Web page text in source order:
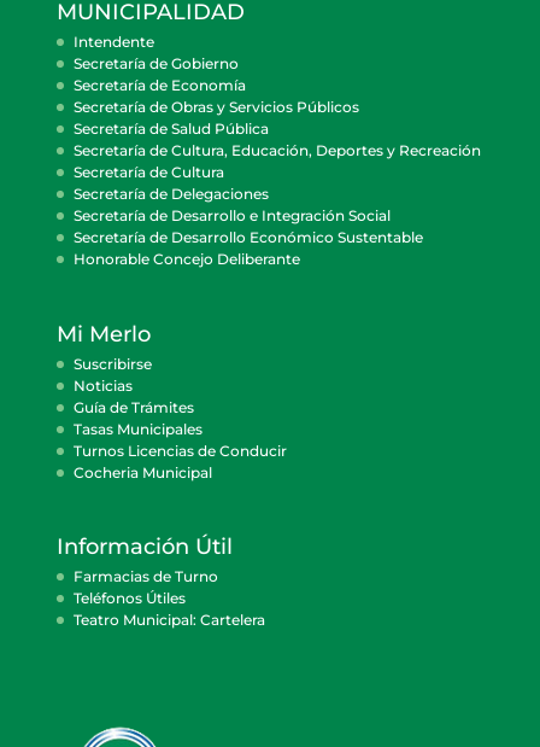
MUNICIPALIDAD
Intendente
Secretaría de Gobierno
Secretaría de Economía
Secretaría de Obras y Servicios Públicos
Secretaría de Salud Pública
Secretaría de Cultura, Educación, Deportes y Recreación
Secretaría de Cultura
Secretaría de Delegaciones
Secretaría de Desarrollo e Integración Social
Secretaría de Desarrollo Económico Sustentable
Honorable Concejo Deliberante
Mi Merlo
Suscribirse
Noticias
Guía de Trámites
Tasas Municipales
Turnos Licencias de Conducir
Cocheria Municipal
Información Útil
Farmacias de Turno
Teléfonos Útiles
Teatro Municipal: Cartelera